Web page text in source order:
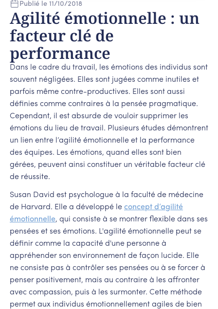
Publié le 11/10/2018
Agilité émotionnelle : un
facteur clé de
performance
Dans le cadre du travail, les émotions des individus sont
souvent négligées. Elles sont jugées comme inutiles et
parfois même contre-productives. Elles sont aussi
définies comme contraires à la pensée pragmatique.
Cependant, il est absurde de vouloir supprimer les
émotions du lieu de travail. Plusieurs études démontrent
un lien entre l’agilité émotionnelle et la performance
des équipes. Les émotions, quand elles sont bien
gérées, peuvent ainsi constituer un véritable facteur clé
de réussite.
Susan David est psychologue à la faculté de médecine
de Harvard. Elle a développé le concept d’agilité
émotionnelle, qui consiste à se montrer flexible dans ses
pensées et ses émotions. L'agilité émotionnelle peut se
définir comme la capacité d'une personne à
appréhender son environnement de façon lucide. Elle
ne consiste pas à contrôler ses pensées ou à se forcer à
penser positivement, mais au contraire à les affronter
avec compassion, puis à les surmonter. Cette méthode
permet aux individus émotionnellement agiles de bien